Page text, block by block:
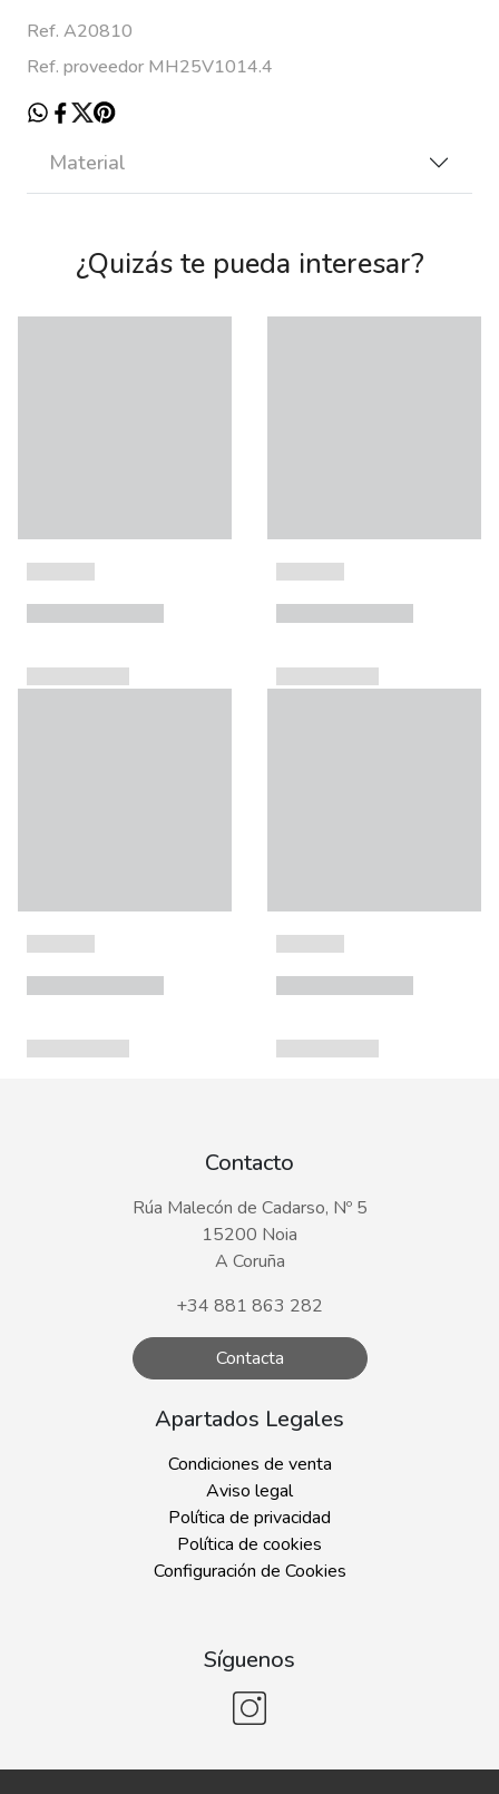
Ref. A20810
Ref. proveedor MH25V1014.4
Material
¿Quizás te pueda interesar?
Contacto
Rúa Malecón de Cadarso, Nº 5
15200 Noia
A Coruña
+34 881 863 282
Contacta
Apartados Legales
Condiciones de venta
Aviso legal
Política de privacidad
Política de cookies
Configuración de Cookies
Síguenos